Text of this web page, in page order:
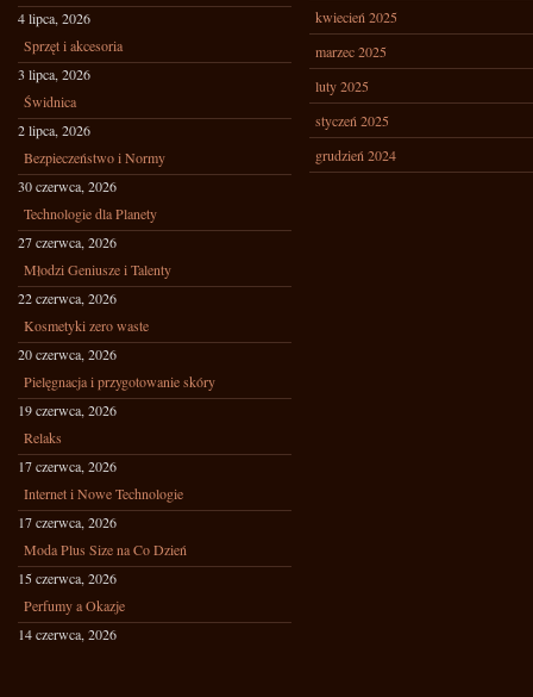
4 lipca, 2026
Sprzęt i akcesoria
3 lipca, 2026
Świdnica
2 lipca, 2026
Bezpieczeństwo i Normy
30 czerwca, 2026
Technologie dla Planety
27 czerwca, 2026
Młodzi Geniusze i Talenty
22 czerwca, 2026
Kosmetyki zero waste
20 czerwca, 2026
Pielęgnacja i przygotowanie skóry
19 czerwca, 2026
Relaks
17 czerwca, 2026
Internet i Nowe Technologie
17 czerwca, 2026
Moda Plus Size na Co Dzień
15 czerwca, 2026
Perfumy a Okazje
14 czerwca, 2026
kwiecień 2025
marzec 2025
luty 2025
styczeń 2025
grudzień 2024